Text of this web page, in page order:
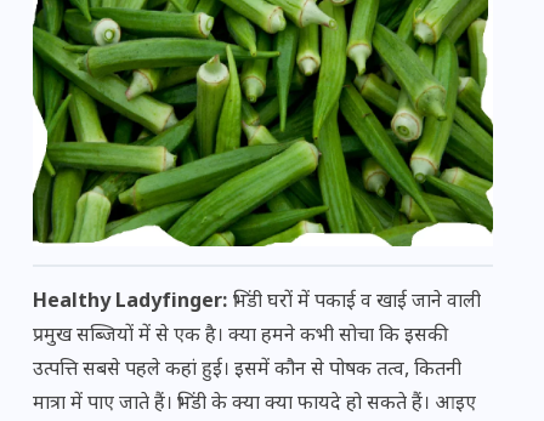
Healthy Ladyfinger: भिंडी घरों में पकाई व खाई जाने वाली
प्रमुख सब्जियों में से एक है। क्या हमने कभी सोचा कि इसकी
उत्पत्ति सबसे पहले कहां हुई। इसमें कौन से पोषक तत्व, कितनी
मात्रा में पाए जाते हैं। भिंडी के क्या क्या फायदे हो सकते हैं। आइए